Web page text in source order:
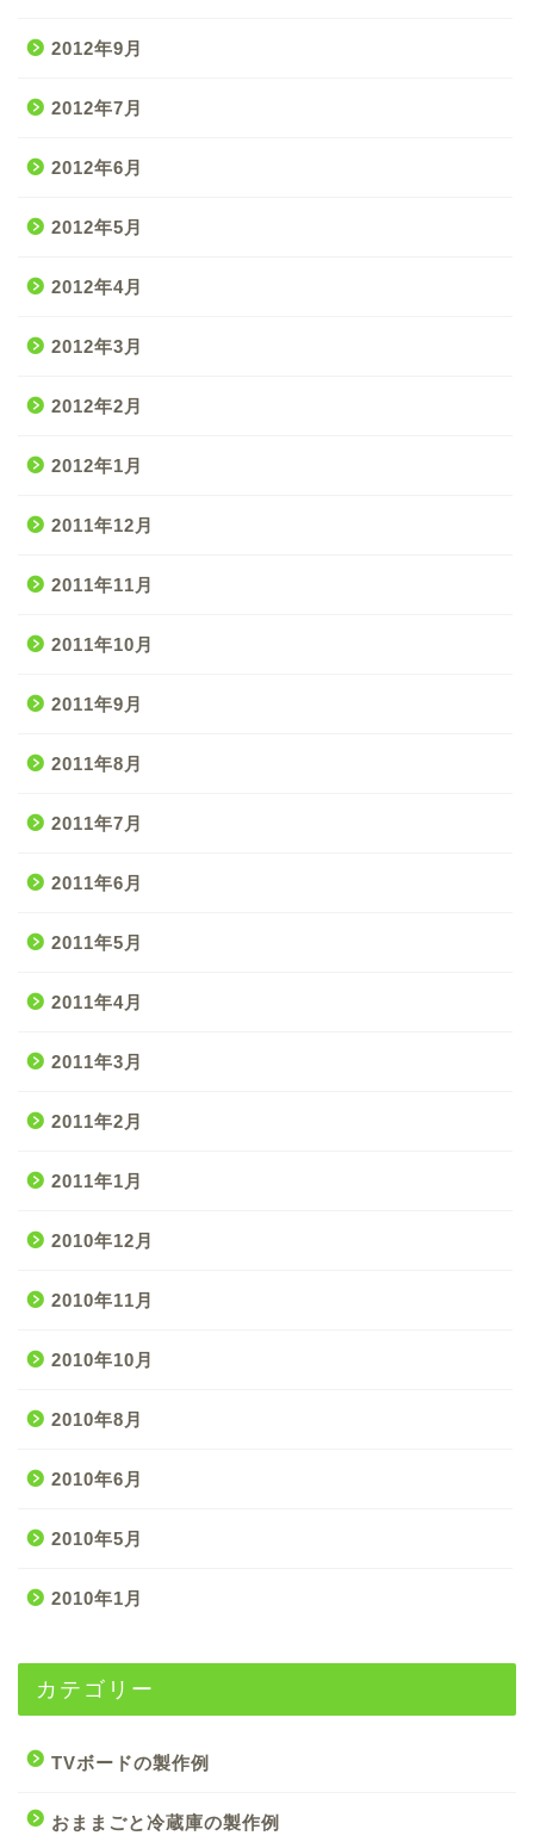
2012年9月
2012年7月
2012年6月
2012年5月
2012年4月
2012年3月
2012年2月
2012年1月
2011年12月
2011年11月
2011年10月
2011年9月
2011年8月
2011年7月
2011年6月
2011年5月
2011年4月
2011年3月
2011年2月
2011年1月
2010年12月
2010年11月
2010年10月
2010年8月
2010年6月
2010年5月
2010年1月
カテゴリー
TVボードの製作例
おままごと冷蔵庫の製作例